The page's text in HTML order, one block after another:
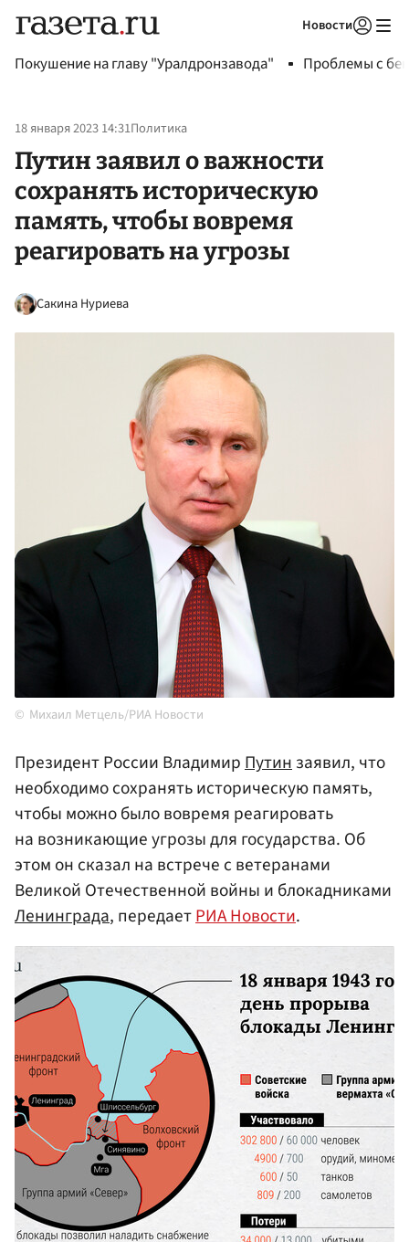
Новости
Покушение на главу "Уралдронзавода" Проблемы с
18 января 2023 14:31Политика
Путин заявил о важности
сохранять историческую
память, чтобы вовремя
реагировать на угрозы
Сакина Нуриева
Михаил Метцель/РИА Новости
Президент России ВладимирПутинзаявил, что
необходимо сохранять историческую память,
чтобы можно было вовремя реагировать
на возникающие угрозы для государства. Об
этом он сказал на встрече с ветеранами
Великой Отечественной войны и блокадниками
Ленинграда, передаетРИА Новости.